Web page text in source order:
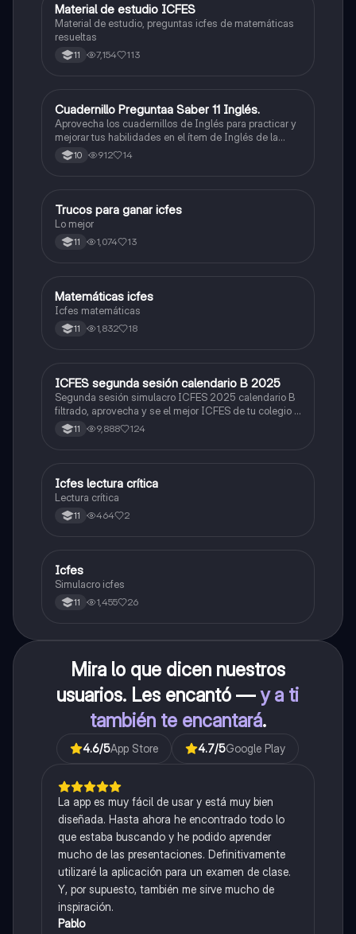
ICFES: Matemáticas
Material de estudio ICFES
Material de estudio, preguntas icfes de matemáticas
resueltas
11 7,154 113
ICFES: Inglés
Cuadernillo Preguntaa Saber 11 Inglés.
Aprovecha los cuadernillos de Inglés para practicar y
mejorar tus habilidades en el ítem de Inglés de la
Prueba Saber 11. 🫡
10 912 14
Química
Trucos para ganar icfes
Lo mejor
11 1,074 13
ICFES: Matemáticas
Matemáticas icfes
Icfes matemáticas
11 1,832 18
ICFES: Lectura Crítica
ICFES segunda sesión calendario B 2025
Segunda sesión simulacro ICFES 2025 calendario B
filtrado, aprovecha y se el mejor ICFES de tu colegio y
poder ingresar a universidad, y estudiar aquella
carrera con la que tanto sueñas.
11 9,888 124
Lengua Castellana
Icfes lectura crítica
Lectura crítica
11 464 2
ICFES: Sociales y Ciudadanas
Icfes
Simulacro icfes
11 1,455 26
Mira lo que dicen nuestros
usuarios. Les encantó —y a ti
también te encantará.
4.6/5App Store 4.7/5Google Play
La app es muy fácil de usar y está muy bien
diseñada. Hasta ahora he encontrado todo lo
que estaba buscando y he podido aprender
mucho de las presentaciones. Definitivamente
utilizaré la aplicación para un examen de clase.
Y, por supuesto, también me sirve mucho de
inspiración.
Pablo